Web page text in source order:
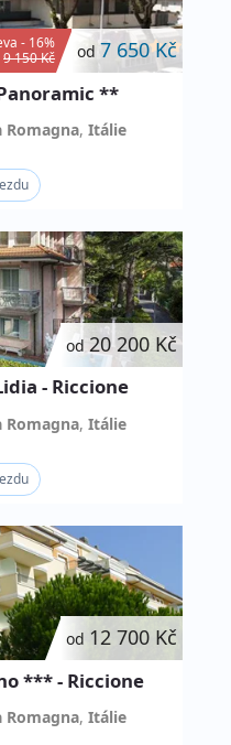
- 16%
9 150 Kč
od 7 650 Kč
**
Romagna, Itálie
od 20 200 Kč
- Riccione
Romagna, Itálie
od 12 700 Kč
*** - Riccione
Romagna, Itálie